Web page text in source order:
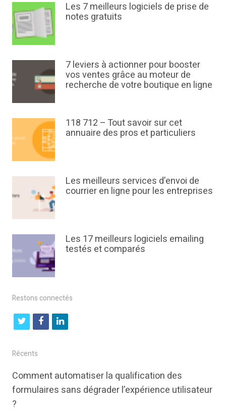
Les 7 meilleurs logiciels de prise de
notes gratuits
7 leviers à actionner pour booster
vos ventes grâce au moteur de
recherche de votre boutique en ligne
118 712 – Tout savoir sur cet
annuaire des pros et particuliers
Les meilleurs services d’envoi de
courrier en ligne pour les entreprises
Les 17 meilleurs logiciels emailing
testés et comparés
Restons connectés
t
i
t
f
b
l
k
e
Récents
Comment automatiser la qualification des
formulaires sans dégrader l’expérience utilisateur
?